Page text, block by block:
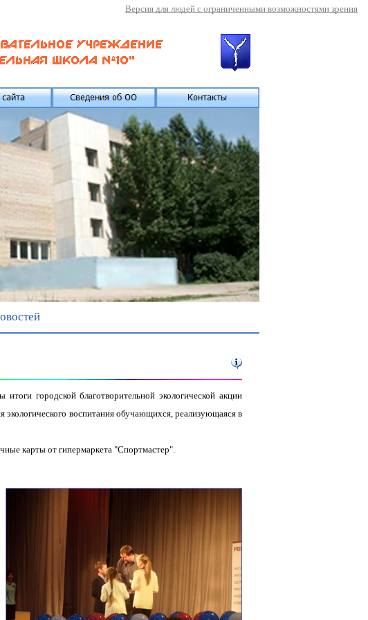
Версия для людей с ограниченными возможностями зрения
городской благотворительной экологической акции
воспитания обучающихся, реализующаяся в
карты от гипермаркета "Спортмастер".